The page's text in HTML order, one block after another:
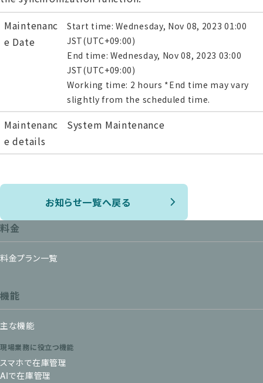
Maintenanc
e Date
Start time: Wednesday, Nov 08, 2023 01:00
JST(UTC+09:00)
End time: Wednesday, Nov 08, 2023 03:00
JST(UTC+09:00)
Working time: 2 hours *End time may vary
slightly from the scheduled time.
Maintenanc
e details
System Maintenance
お知らせ一覧へ戻る
料金
料金プラン一覧
機能
主な機能
現場業務に役立つ機能
スマホで在庫管理
AIで在庫管理